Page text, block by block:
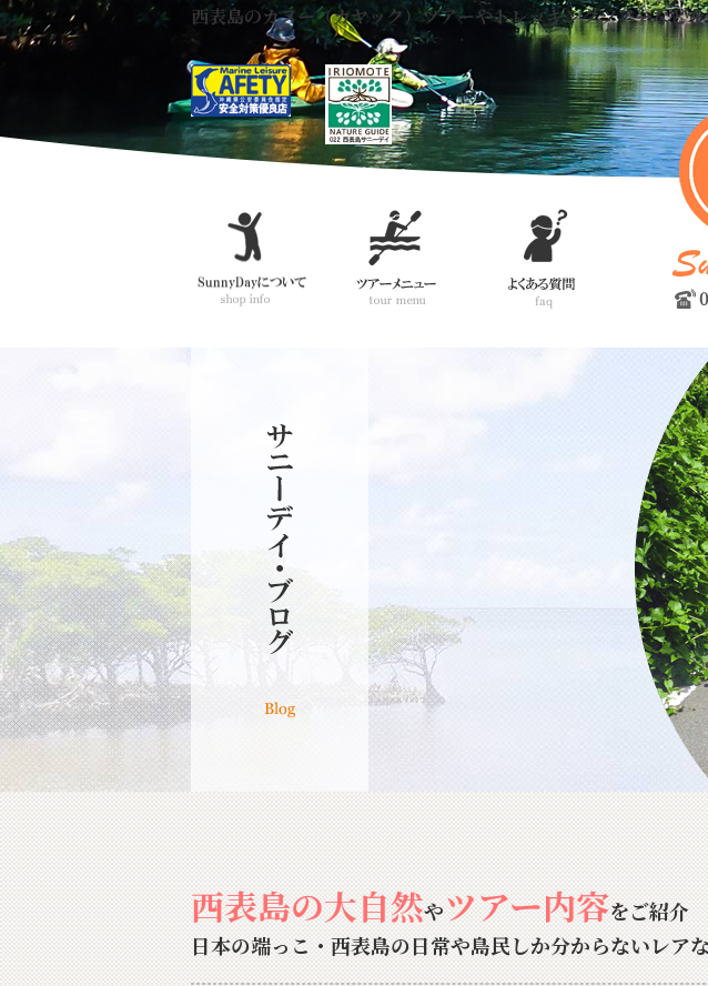
西表島のカヌー（カヤック）ツアーやトレッキングツアーなど
西表島の大自然やツアー内容をご紹介
日本の端っこ・西表島の日常や島民しか分からないレア